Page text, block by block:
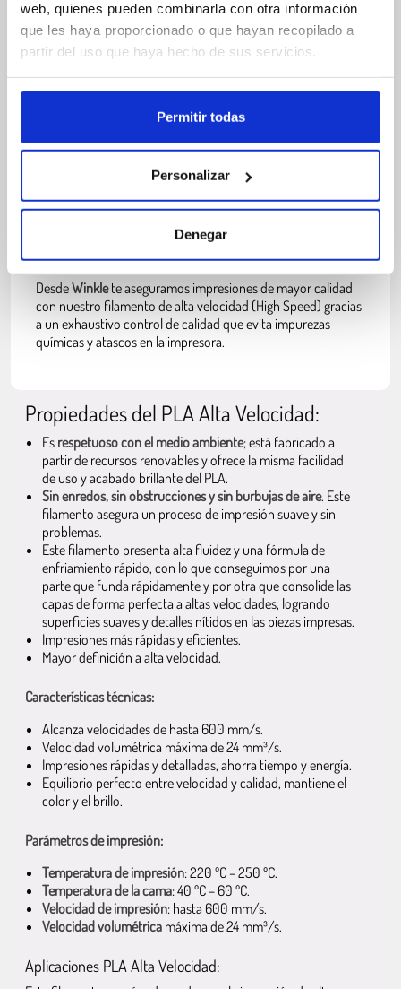
web, quienes pueden combinarla con otra información
que les haya proporcionado o que hayan recopilado a
partir del uso que haya hecho de sus servicios.
Permitir todas
Personalizar
Denegar
¡Una capacidad de impresión en tiempo récord.Diseñado
para imprimir a velocidades de hasta 600 mm/s!
EnWinklefabricamos nuestro filamento de alta velocidad
. Diseñado con alta resistencia y contracción
adhesión, lo que permite una unión de capas impecable que
produce creaciones robustas y confiables.
Una de las características destacables de nuestrofilamento
promete un flujo uniforme, eliminando problemas comunes
como obstrucciones o burbujas.
DesdeWinklete aseguramos impresiones de mayor calidad
con nuestro filamento de alta velocidad (High Speed) gracias
a un exhaustivo control de calidad que evita impurezas
químicas y atascos en la impresora.
Propiedades del PLA Alta Velocidad:
Es respetuoso con el medio ambiente; está fabricado a
partir de recursos renovables y ofrece la misma facilidad
de uso y acabado brillante del PLA.
Sin enredos, sin obstrucciones y sin burbujas de aire. Este
filamento asegura un proceso de impresión suave y sin
problemas.
Este filamento presenta alta fluidez y una fórmula de
enfriamiento rápido, con lo que conseguimos por una
parte que funda rápidamente y por otra que consolide las
capas de forma perfecta a altas velocidades, logrando
superficies suaves y detalles nítidos en las piezas impresas.
Impresiones más rápidas y eficientes.
Mayor definición a alta velocidad.
Características técnicas:
Alcanza velocidades de hasta 600 mm/s.
Velocidad volumétrica máxima de 24 mm³/s.
Impresiones rápidas y detalladas, ahorra tiempo y energía.
Equilibrio perfecto entre velocidad y calidad, mantiene el
color y el brillo.
Parámetros de impresión:
Temperatura de impresión: 220 ºC – 250 ºC.
Temperatura de la cama: 40 ºC – 60 ºC.
Velocidad de impresión: hasta 600 mm/s.
Velocidad volumétrica máxima de 24 mm³/s.
Aplicaciones PLA Alta Velocidad: